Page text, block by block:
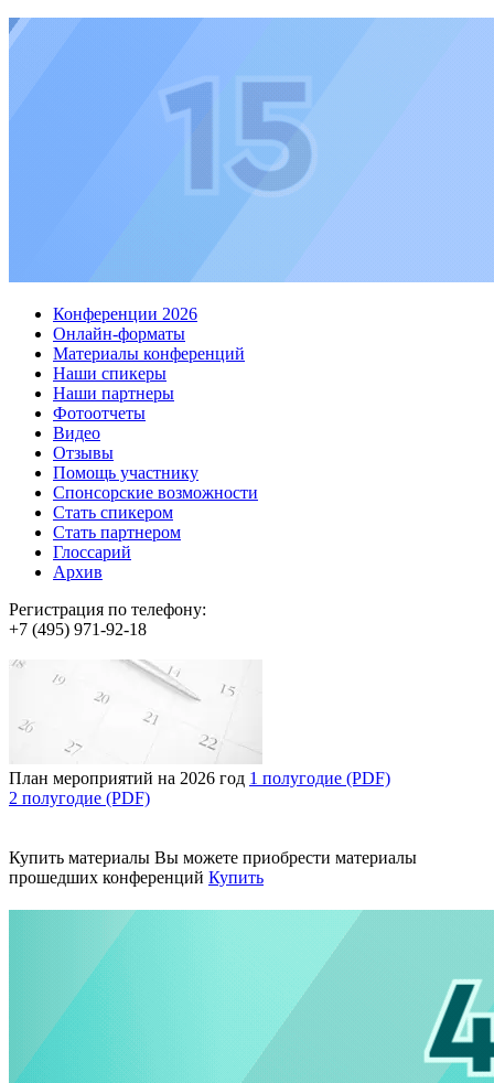
Конференции 2026
Онлайн-форматы
Материалы конференций
Наши спикеры
Наши партнеры
Фотоотчеты
Видео
Отзывы
Помощь участнику
Спонсорские возможности
Стать спикером
Стать партнером
Глоссарий
Архив
Регистрация по телефону:
+7 (495) 971-92-18
План мероприятий на 2026 год 1 полугодие (PDF)
2 полугодие (PDF)
Купить материалы Вы можете приобрести материалы
прошедших конференций Купить